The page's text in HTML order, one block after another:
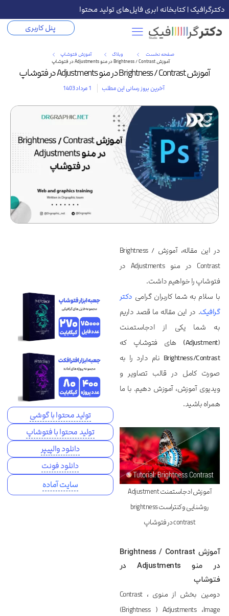
دکترگرافیک | کتابخانه ابری فایل‌های تولید محتوا
پنل کاربری
صفحه نخست وبلاگ
آموزش فتوشاپ
آموزش Brightness / Contrast در منو Adjustments در فتوشاپ
آموزش Brightness / Contrast در منو Adjustments در فتوشاپ
آخرین بروز رسانی این مطلب 1 مرداد 1403
در این مقاله، آموزش Brightness /
Contrast در منو Adjustments در
فتوشاپ را خواهیم داشت.
با سلام به شما کاربران گرامی دکتر
گرافیک. در این مقاله ما قصد داریم
به شما یکی از ادجاستمنت
(
Adjustment)
های فتوشاپ که
Brightness/Contrast نام دارد را به
صورت کامل در قالب تصاویر و
ویدیوی آموزش، آموزش دهیم. با ما
همراه باشید.
آموزش ادجاستمنت Adjustment
روشنایی و کنتراست brightness
contrast در فتوشاپ
آموزش Brightness / Contrast
در منو Adjustments در
فتوشاپ
دومین بخش از منوی Contrast ،
Brightness ) Adjustments ،Image)
تولید محتوا با گوشی
تولید محتوا با فتوشاپ
دانلود والپیپر
دانلود فونت
سایت آماده